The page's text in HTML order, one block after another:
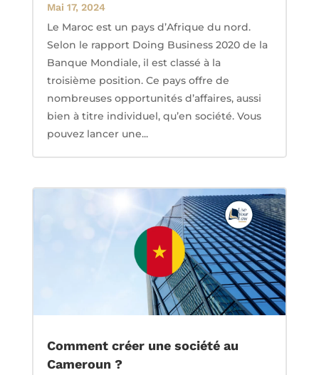
Mai 17, 2024
Le Maroc est un pays d’Afrique du nord.
Selon le rapport Doing Business 2020 de la
Banque Mondiale, il est classé à la
troisième position. Ce pays offre de
nombreuses opportunités d’affaires, aussi
bien à titre individuel, qu’en société. Vous
pouvez lancer une...
Comment créer une société au
Cameroun ?